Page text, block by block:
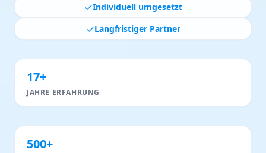
Individuell umgesetzt
Langfristiger Partner
17+
JAHRE ERFAHRUNG
500+